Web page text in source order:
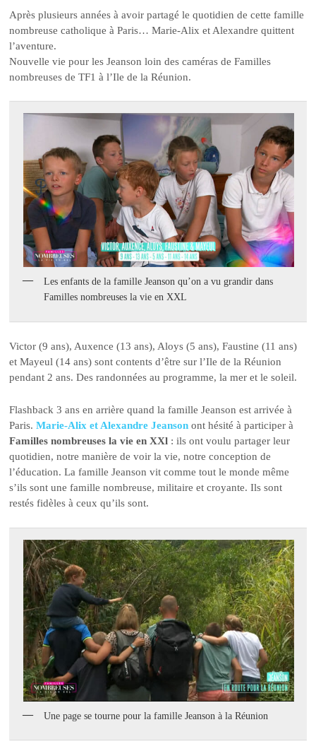
Après plusieurs années à avoir partagé le quotidien de cette famille
nombreuse catholique à Paris… Marie-Alix et Alexandre quittent
l’aventure.
Nouvelle vie pour les Jeanson loin des caméras de Familles
nombreuses de TF1 à l’Ile de la Réunion.
Les enfants de la famille Jeanson qu’on a vu grandir dans
Familles nombreuses la vie en XXL
Victor (9 ans), Auxence (13 ans), Aloys (5 ans), Faustine (11 ans)
et Mayeul (14 ans) sont contents d’être sur l’Ile de la Réunion
pendant 2 ans. Des randonnées au programme, la mer et le soleil.
Flashback 3 ans en arrière quand la famille Jeanson est arrivée à
Paris.Marie-Alix et Alexandre Jeanson ont hésité à participer à
Familles nombreuses la vie en XXl : ils ont voulu partager leur
quotidien, notre manière de voir la vie, notre conception de
l’éducation. La famille Jeanson vit comme tout le monde même
s’ils sont une famille nombreuse, militaire et croyante. Ils sont
restés fidèles à ceux qu’ils sont.
Une page se tourne pour la famille Jeanson à la Réunion